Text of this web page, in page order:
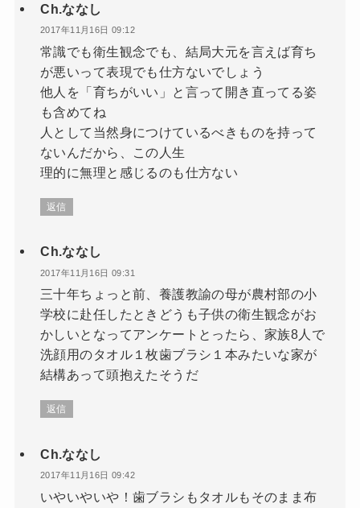
Ch.ななし
2017年11月16日 09:12
常識でも衛生観念でも、結局大元を言えば育ち
が悪いって表現でも仕方ないでしょう
他人を「育ちがいい」と言って開き直ってる姿
も含めてね
人として当然身につけているべきものを持って
ないんだから、この人生
理的に無理と感じるのも仕方ない
返信
Ch.ななし
2017年11月16日 09:31
三十年ちょっと前、養護教諭の母が農村部の小
学校に赴任したときどうも子供の衛生観念がお
かしいとなってアンケートとったら、家族8人で
洗顔用のタオル１枚歯ブラシ１本みたいな家が
結構あって頭抱えたそうだ
返信
Ch.ななし
2017年11月16日 09:42
いやいやいや！歯ブラシもタオルもそのまま布